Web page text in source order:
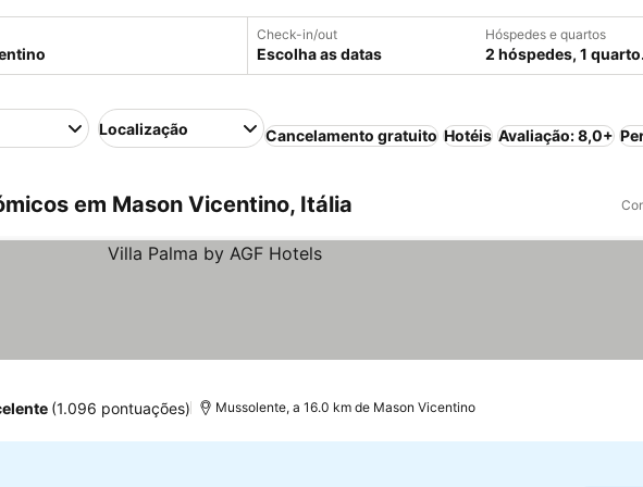
Check-in/out
Escolha as datas
Hóspedes e quartos
2 hóspedes, 1 quarto.
Localização Cancelamento gratuito Hotéis Avaliação: 8,0+
em Mason Vicentino, Itália
(1.096 pontuações) Mussolente, a 16.0 km de Mason Vicentino